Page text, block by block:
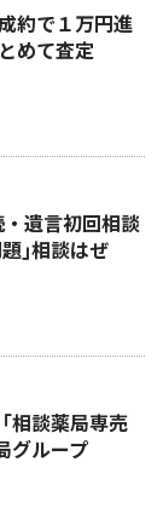
約で１万円進
めて査定
遺言初回相談
｣相談はぜ
相談薬局専売
グループ